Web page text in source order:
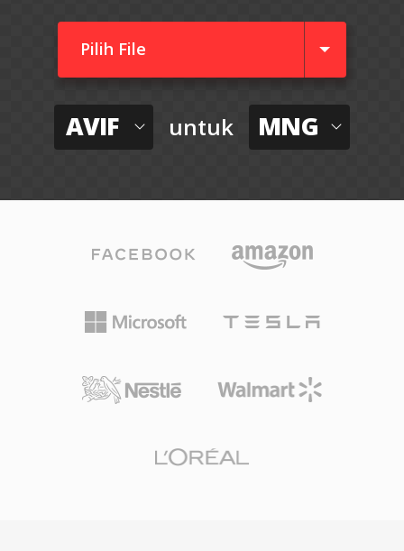
Pilih File
AVIF untuk MNG